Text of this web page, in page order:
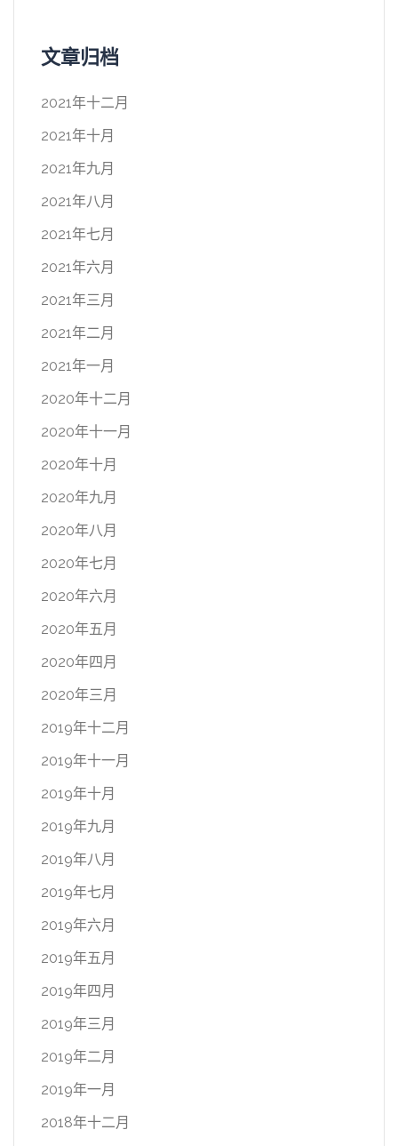
文章归档
2021年十二月
2021年十月
2021年九月
2021年八月
2021年七月
2021年六月
2021年三月
2021年二月
2021年一月
2020年十二月
2020年十一月
2020年十月
2020年九月
2020年八月
2020年七月
2020年六月
2020年五月
2020年四月
2020年三月
2019年十二月
2019年十一月
2019年十月
2019年九月
2019年八月
2019年七月
2019年六月
2019年五月
2019年四月
2019年三月
2019年二月
2019年一月
2018年十二月